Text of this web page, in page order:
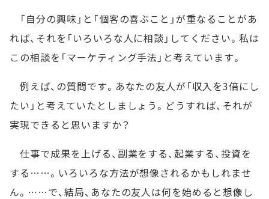
「自分の興味」と「個客の喜ぶこと」が重なることがあ
れば、それを「いろいろな人に相談」してください。私は
この相談を「マーケティング手法」と考えています。
例えば、の質問です。あなたの友人が「収入を3倍にし
たい」と考えていたとしましょう。どうすれば、それが
実現できると思いますか？
仕事で成果を上げる、副業をする、起業する、投資を
する……。いろいろな方法が想像されるかもしれませ
ん。……で、結局、あなたの友人は何を始めると想像し